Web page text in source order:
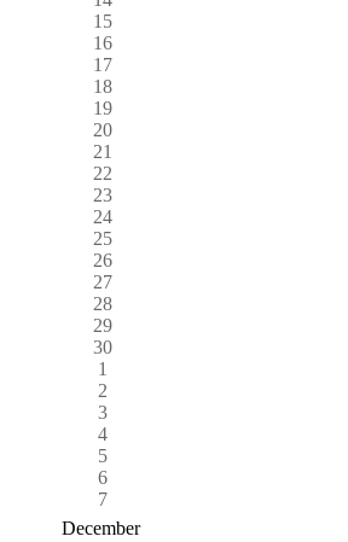
15
16
17
18
19
20
21
22
23
24
25
26
27
28
29
30
1
2
3
4
5
6
7
December